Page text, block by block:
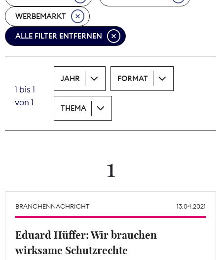
Nova Award
Pressefreiheit
Print
Recht
Tarifpolitik
Theodor-Wolff-Preis
Mitgliederbereich
WERBEMARKT
ALLE FILTER ENTFERNEN
1 bis 1
von 1
JAHR FORMAT
THEMA
1
BRANCHENNACHRICHT 13.04.2021
Eduard Hüffer: Wir brauchen
wirksame Schutzrechte